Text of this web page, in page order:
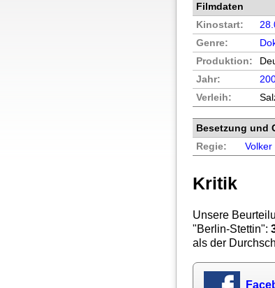
Filmdaten
Kinostart:
Genre:
Produktion:
Jahr:
Verleih:
Besetzung und
Regie: Volker
Kritik
Unsere
"Berlin-Stettin":
als der